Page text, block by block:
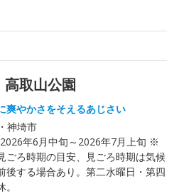
高取山公園
爽やかさをそえるあじさい
神埼市
2026年6月中旬～2026年7月上旬 ※
ごろ時期の目安、見ごろ時期は気候
後する場合あり。第二水曜日・第四